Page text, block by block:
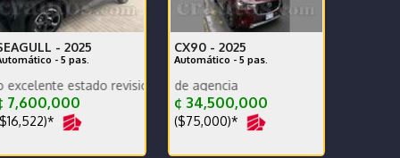
- 2025
- 5 pas.
revision reciente garantias completas
7,600,000
CX90 - 2025
Automático - 5 pas.
¢ 34,500,000
($75,000)*